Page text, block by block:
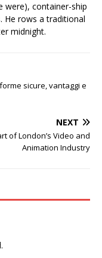
were), container-ship
He rows a traditional
midnight.
sicure, vantaggi e
NEXT
of London’s Video and
Animation Industry